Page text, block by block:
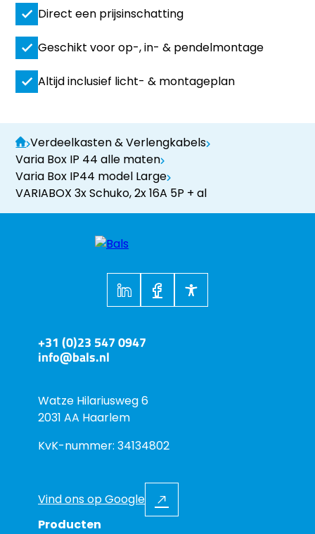
Direct een prijsinschatting
Geschikt voor op-, in- & pendelmontage
Altijd inclusief licht- & montageplan
Verdeelkasten & Verlengkabels
Varia Box IP 44 alle maten
Varia Box IP44 model Large
VARIABOX 3x Schuko, 2x 16A 5P + al
+31 (0)23 547 0947
info@bals.nl
Watze Hilariusweg 6
2031 AA Haarlem
KvK-nummer: 34134802
Vind ons op Google
Producten